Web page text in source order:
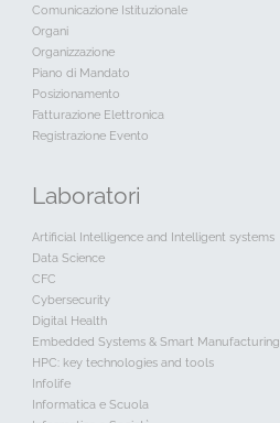
Comunicazione Istituzionale
Organi
Organizzazione
Piano di Mandato
Posizionamento
Fatturazione Elettronica
Registrazione Evento
Laboratori
Artificial Intelligence and Intelligent systems
Data Science
CFC
Cybersecurity
Digital Health
Embedded Systems & Smart Manufacturing
HPC: key technologies and tools
Infolife
Informatica e Scuola